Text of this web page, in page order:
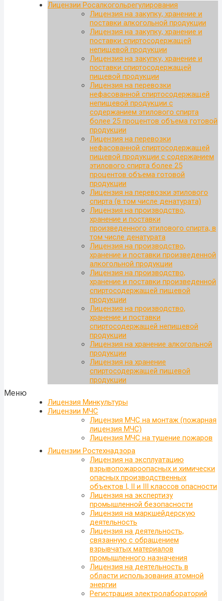
Лицензии Росалкогольрегулирования
Лицензия на закупку, хранение и
поставки алкогольной продукции
Лицензия на закупку, хранение и
поставки спиртосодержащей
непищевой продукции
Лицензия на закупку, хранение и
поставки спиртосодержащей
пищевой продукции
Лицензия на перевозки
нефасованной спиртосодержащей
непищевой продукции с
содержанием этилового спирта
более 25 процентов объема готовой
продукции
Лицензия на перевозки
нефасованной спиртосодержащей
пищевой продукции с содержанием
этилового спирта более 25
процентов объема готовой
продукции
Лицензия на перевозки этилового
спирта (в том числе денатурата)
Лицензия на производство,
хранение и поставки
произведенного этилового спирта, в
том числе денатурата
Лицензия на производство,
хранение и поставки произведенной
алкогольной продукции
Лицензия на производство,
хранение и поставки произведенной
спиртосодержащей пищевой
продукции
Лицензия на производство,
хранение и поставки
спиртосодержащей непищевой
продукции
Лицензия на хранение алкогольной
продукции
Лицензия на хранение
спиртосодержащей пищевой
продукции
Меню
Лицензия Минкультуры
Лицензии МЧС
Лицензия МЧС на монтаж (пожарная
лицензия МЧС)
Лицензия МЧС на тушение пожаров
Лицензии Ростехнадзора
Лицензия на эксплуатацию
взрывопожароопасных и химически
опасных производственных
объектов I, II и III классов опасности
Лицензия на экспертизу
промышленной безопасности
Лицензия на маркшейдерскую
деятельность
Лицензия на деятельность,
связанную с обращением
взрывчатых материалов
промышленного назначения
Лицензия на деятельность в
области использования атомной
энергии
Регистрация электролабораторий